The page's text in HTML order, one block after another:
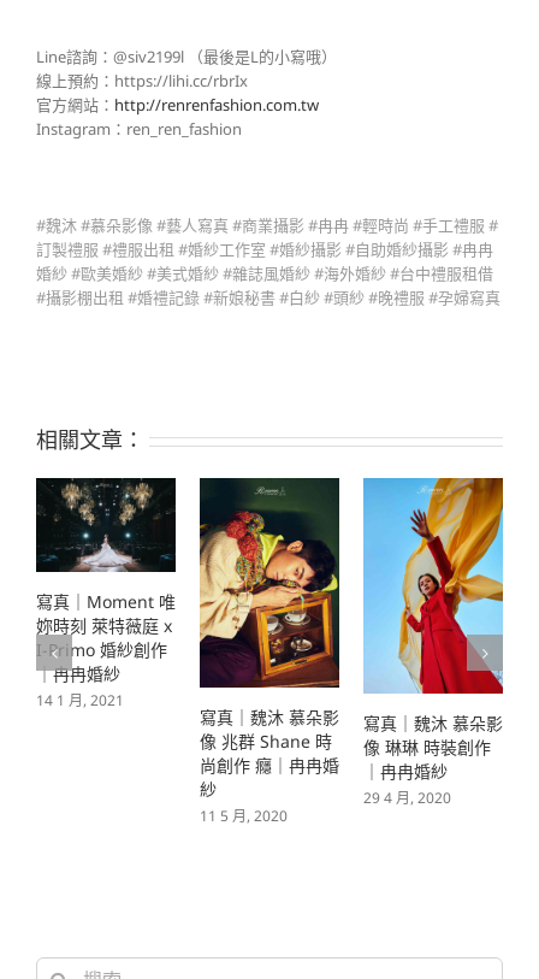
Line諮詢：@siv2199l （最後是L的小寫哦）
線上預約：https://lihi.cc/rbrIx
官方網站： http://renrenfashion.com.tw
Instagram：ren_ren_fashion
#魏沐 #慕朵影像 #藝人寫真 #商業攝影 #冉冉 #輕時尚 #手工禮服 #
訂製禮服 #禮服出租 #婚紗工作室 #婚紗攝影 #自助婚紗攝影 #冉冉
婚紗 #歐美婚紗 #美式婚紗 #雜誌風婚紗 #海外婚紗 #台中禮服租借
#攝影棚出租 #婚禮記錄 #新娘秘書 #白紗 #頭紗 #晚禮服 #孕婦寫真
相關文章：
寫真｜Moment 唯
妳時刻 萊特薇庭 x
I-Primo 婚紗創作
｜冉冉婚紗
14 1 月, 2021
寫真｜魏沐 慕朵影
像 兆群 Shane 時
尚創作 癮｜冉冉婚
紗
11 5 月, 2020
寫真｜魏沐 慕朵影
像 琳琳 時裝創作
｜冉冉婚紗
29 4 月, 2020
搜